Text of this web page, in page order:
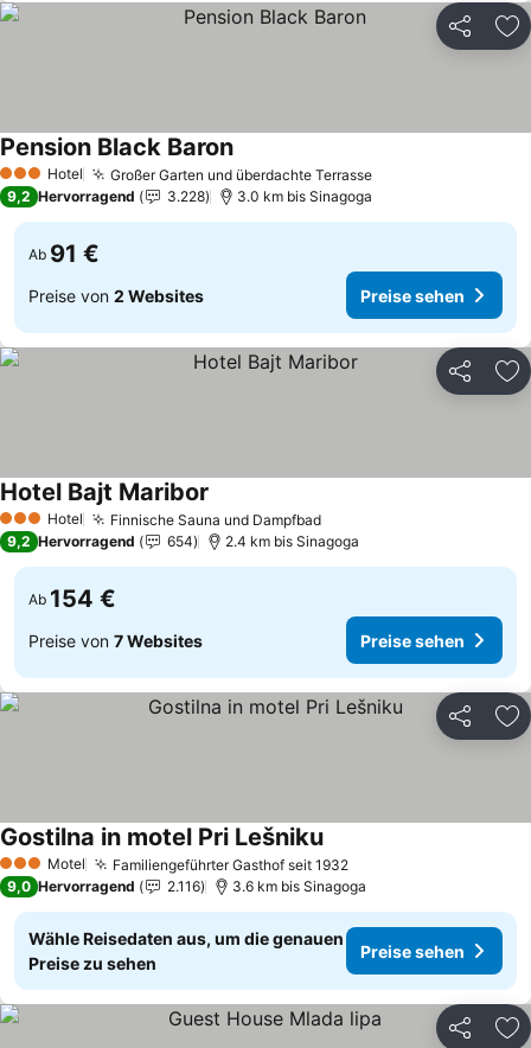
Teilen
3 SterneHotel Großer Garten und überdachte TerrassePreise sehen
Pension Black BaronPreise sehen
9,2 Hervorragend 3.228 3.0 km bis Sinagoga
Ab 91 €
Preise von 2 Websites Preise sehen
Teilen
3 SterneHotel Finnische Sauna und DampfbadPreise sehen
Hotel Bajt Maribor
9,2 Hervorragend 654 2.4 km bis Sinagoga
Ab 154 €
Preise von 7 Websites Preise sehen
Teilen
3 SterneMotel Familiengeführter Gasthof seit 1932Preise sehen
Gostilna in motel Pri LešnikuPreise sehen
9,0 Hervorragend 2.116 3.6 km bis Sinagoga
Wähle Reisedaten aus, um die genauen
Preise zu sehen
Preise sehen
Teilen